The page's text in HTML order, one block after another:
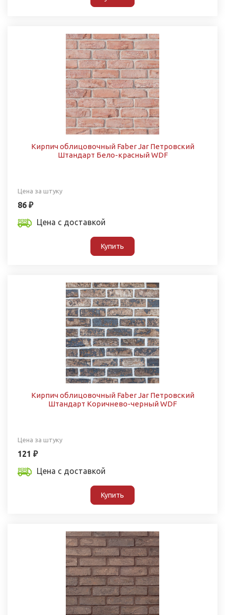
Кирпич облицовочный Faber Jar Петровский
Штандарт Бело-красный WDF
Цена за штуку
86 ₽
Цена с доставкой
Купить
Кирпич облицовочный Faber Jar Петровский
Штандарт Коричнево-черный WDF
Цена за штуку
121 ₽
Цена с доставкой
Купить